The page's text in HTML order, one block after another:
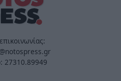
27310.89949